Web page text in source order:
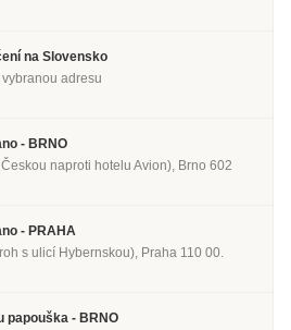
na Slovensko
adresu
- BRNO
naproti hotelu Avion), Brno 602
- PRAHA
s ulicí Hybernskou), Praha 110 00.
papouška - BRNO